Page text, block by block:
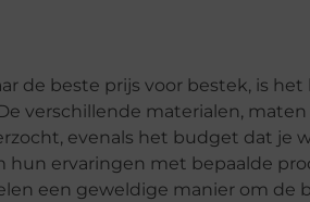
de beste prijs voor bestek, is
verschillende materialen,
evenals het budget dat je
hun ervaringen met bepaalde
een geweldige manier om de